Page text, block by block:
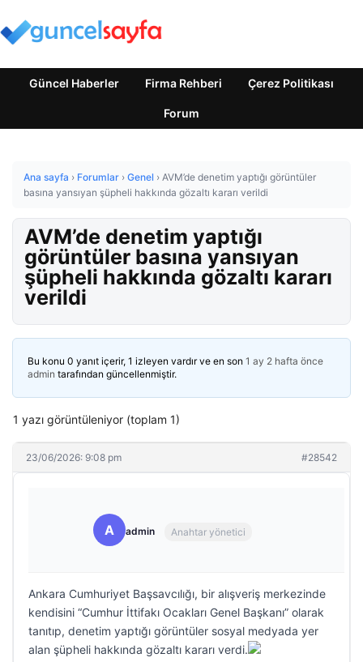
Güncel Haberler Firma Rehberi Çerez Politikası
Forum
Ana sayfa › Forumlar › Genel › AVM’de denetim yaptığı görüntüler
basına yansıyan şüpheli hakkında gözaltı kararı verildi
AVM’de denetim yaptığı
görüntüler basına yansıyan
şüpheli hakkında gözaltı kararı
verildi
Bu konu 0 yanıt içerir, 1 izleyen vardır ve en son 1 ay 2 hafta önce
admin tarafından güncellenmiştir.
1 yazı görüntüleniyor (toplam 1)
23/06/2026: 9:08 pm #28542
A admin Anahtar yönetici
Ankara Cumhuriyet Başsavcılığı, bir alışveriş merkezinde
kendisini “Cumhur İttifakı Ocakları Genel Başkanı” olarak
tanıtıp, denetim yaptığı görüntüler sosyal medyada yer
alan şüpheli hakkında gözaltı kararı verdi.